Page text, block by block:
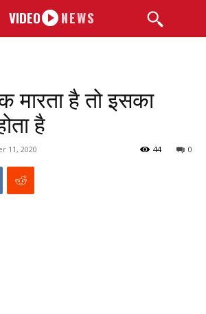
VIDEO NEWS
मारता है तो इसका
है
11, 2020 0
44